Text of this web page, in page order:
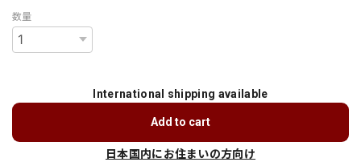
数量
International shipping available
Add to cart
日本国内にお住まいの方向け